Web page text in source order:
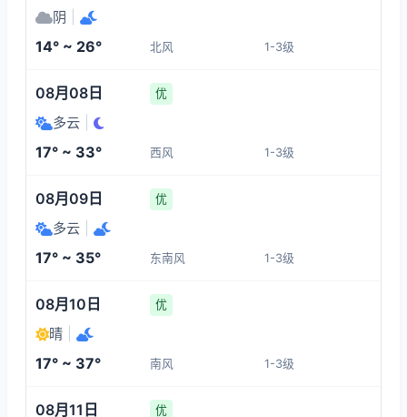
1-3
19:00
32°
1-3
13:00 15:00
32°
1-3 1-3
23:00
21°
00:00
1-3
阴
14° ~ 26° 北风 1-3级
08月08日 优
多云
17° ~ 33° 西风 1-3级
08月09日 优
多云
17° ~ 35° 东南风 1-3级
08月10日 优
晴
17° ~ 37° 南风 1-3级
08月11日 优